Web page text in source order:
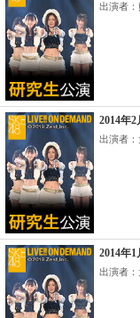
出演者：
2014年
出演者：
2014年
出演者：